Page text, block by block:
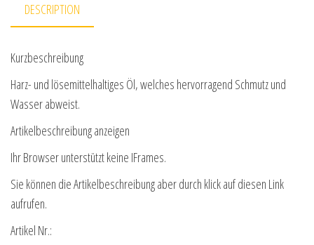
DESCRIPTION
Kurzbeschreibung
Harz- und lösemittelhaltiges Öl, welches hervorragend Schmutz und
Wasser abweist.
Artikelbeschreibung anzeigen
Ihr Browser unterstützt keine IFrames.
Sie können die Artikelbeschreibung aber durch klick auf diesen Link
aufrufen.
Artikel Nr.: